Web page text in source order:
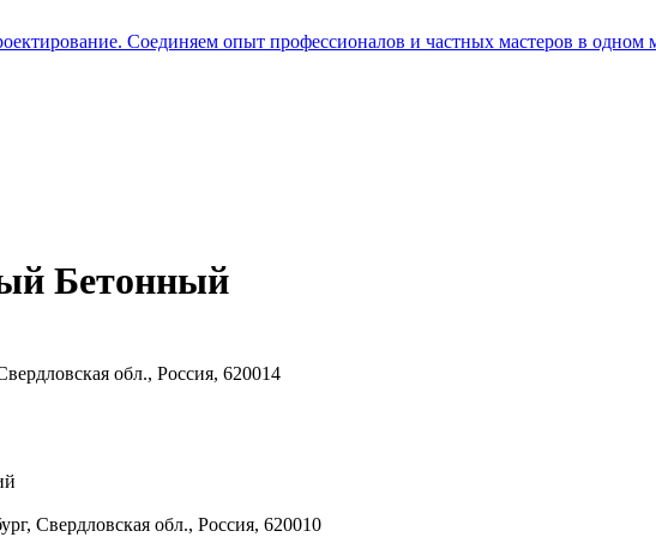
Соединяем опыт профессионалов и частных мастеров в одном
Бетонный
обл., Россия, 620014
Свердловская обл., Россия, 620010